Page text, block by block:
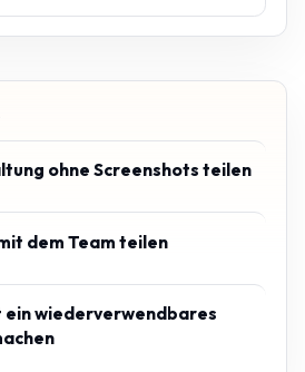
ohne Screenshots teilen
dem Team teilen
ein wiederverwendbares